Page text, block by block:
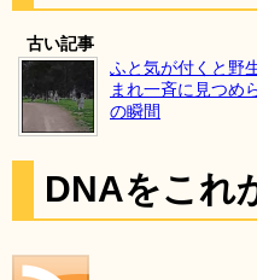
古い記事
ふと気が付くと野
まれ一斉に見つ
の瞬間
DNAをこれ